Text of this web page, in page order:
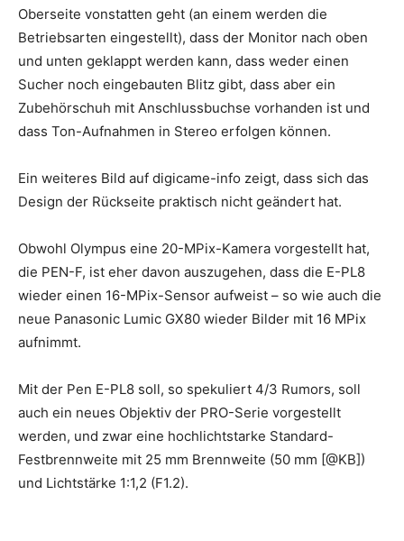
Oberseite vonstatten geht (an einem werden die
Betriebsarten eingestellt), dass der Monitor nach oben
und unten geklappt werden kann, dass weder einen
Sucher noch eingebauten Blitz gibt, dass aber ein
Zubehörschuh mit Anschlussbuchse vorhanden ist und
dass Ton-Aufnahmen in Stereo erfolgen können.
Ein weiteres Bild auf digicame-info zeigt, dass sich das
Design der Rückseite praktisch nicht geändert hat.
Obwohl Olympus eine 20-MPix-Kamera vorgestellt hat,
die PEN-F, ist eher davon auszugehen, dass die E-PL8
wieder einen 16-MPix-Sensor aufweist – so wie auch die
neue Panasonic Lumic GX80 wieder Bilder mit 16 MPix
aufnimmt.
Mit der Pen E-PL8 soll, so spekuliert 4/3 Rumors, soll
auch ein neues Objektiv der PRO-Serie vorgestellt
werden, und zwar eine hochlichtstarke Standard-
Festbrennweite mit 25 mm Brennweite (50 mm [@KB])
und Lichtstärke 1:1,2 (F1.2).